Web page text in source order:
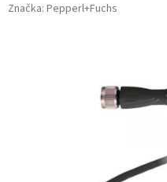
Značka: Pepperl+Fuchs